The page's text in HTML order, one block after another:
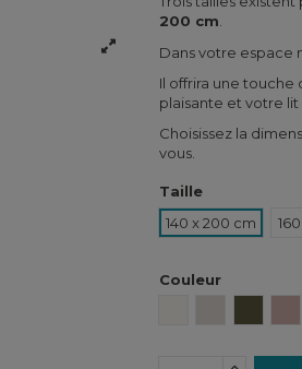
200 cm
Dans votre espace
Il offrira une touche
plaisante et votre
Choisissez la
vous.
Taille
140 x 200 cm
Couleur